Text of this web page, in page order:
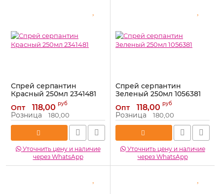
Спрей серпантин
Красный 250мл 2341481
Артикул: 2341481
Опт 118,00 руб
Розница 180,00
Уточнить цену и наличие
через WhatsApp
Спрей серпантин
Зеленый 250мл 1056381
Артикул: 1056381
Опт 118,00 руб
Розница 180,00
Уточнить цену и наличие
через WhatsApp